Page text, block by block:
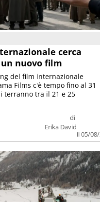
cerca
nuovo film
di
Erika David
il 05/
del film internazionale
Films c'è tempo fino al 31
terranno tra il 21 e 25